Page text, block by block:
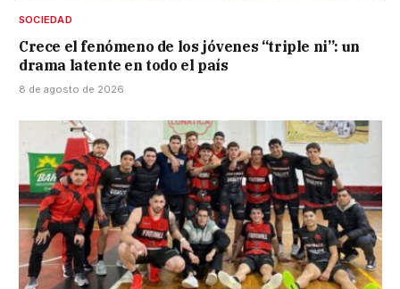
SOCIEDAD
Crece el fenómeno de los jóvenes “triple ni”: un
drama latente en todo el país
8 de agosto de 2026